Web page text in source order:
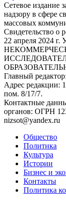
Сетевое издание
надзору в сфере
массовых
Свидетельство
22 апреля 2024
Главный
Адрес редакции:
пом. 8/17/7.
Контактные
органов: ОГРН
nizsot@yandex.ru
Общество
Политика
Культура
Истории
Бизнес и
Контакты
Политика